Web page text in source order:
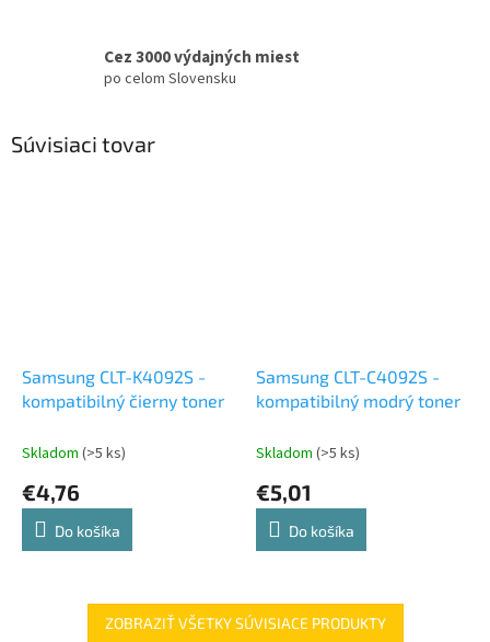
Cez 3000 výdajných miest
po celom Slovensku
Súvisiaci tovar
Samsung CLT-K4092S -
kompatibilný čierny toner
Skladom (>5 ks)
€4,76
Do košíka
Samsung CLT-C4092S -
kompatibilný modrý toner
Skladom (>5 ks)
€5,01
Do košíka
ZOBRAZIŤ VŠETKY SÚVISIACE PRODUKTY